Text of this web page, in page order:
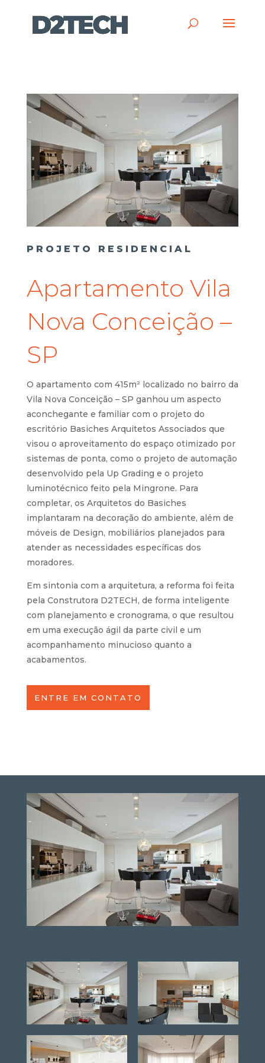
PROJETO RESIDENCIAL
Apartamento Vila
Nova Conceição –
SP
O apartamento com 415m² localizado no bairro da
Vila Nova Conceição – SP ganhou um aspecto
aconchegante e familiar com o projeto do
escritório Basiches Arquitetos Associados que
visou o aproveitamento do espaço otimizado por
sistemas de ponta, como o projeto de automação
desenvolvido pela Up Grading e o projeto
luminotécnico feito pela Mingrone. Para
completar, os Arquitetos do Basiches
implantaram na decoração do ambiente, além de
móveis de Design, mobiliários planejados para
atender as necessidades específicas dos
moradores.
Em sintonia com a arquitetura, a reforma foi feita
pela Construtora D2TECH, de forma inteligente
com planejamento e cronograma, o que resultou
em uma execução ágil da parte civil e um
acompanhamento minucioso quanto a
acabamentos.
ENTRE EM CONTATO